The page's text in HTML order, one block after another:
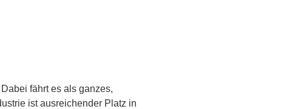
fährt es als ganzes,
ist ausreichender Platz in